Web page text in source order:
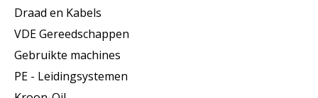
Draad en Kabels
VDE Gereedschappen
Gebruikte machines
PE - Leidingsystemen